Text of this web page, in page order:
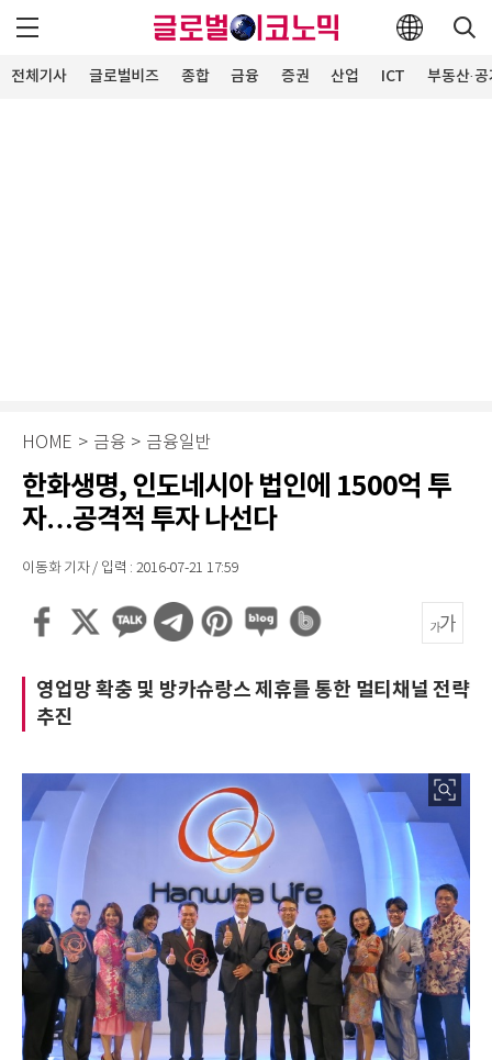
전체기사 글로벌비즈 종합 금융 증권 산업 ICT 부동산·
HOME > 금융 > 금융일반
한화생명, 인도네시아 법인에 1500억 투
자…공격적 투자 나선다
이동화 기자 / 입력 : 2016-07-21 17:59
영업망 확충 및 방카슈랑스 제휴를 통한 멀티채널 전략
추진